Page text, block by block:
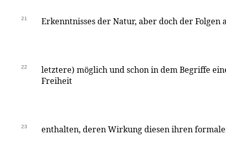
21 Erkenntnisses der Natur, aber doch der Folgen
22
letztere) möglich und schon in dem Begriffe
Freiheit
23 enthalten, deren Wirkung diesen ihren